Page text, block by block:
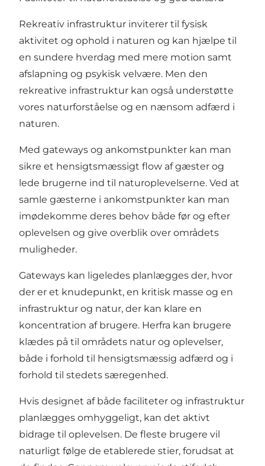
Rekreativ infrastruktur inviterer til fysisk
aktivitet og ophold i naturen og kan hjælpe til
en sundere hverdag med mere motion samt
afslapning og psykisk velvære. Men den
rekreative infrastruktur kan også understøtte
vores naturforståelse og en nænsom adfærd i
naturen.
Med gateways og ankomstpunkter kan man
sikre et hensigtsmæssigt flow af gæster og
lede brugerne ind til naturoplevelserne. Ved at
samle gæsterne i ankomstpunkter kan man
imødekomme deres behov både før og efter
oplevelsen og give overblik over områdets
muligheder.
Gateways kan ligeledes planlægges der, hvor
der er et knudepunkt, en kritisk masse og en
infrastruktur og natur, der kan klare en
koncentration af brugere. Herfra kan brugere
klædes på til områdets natur og oplevelser,
både i forhold til hensigtsmæssig adfærd og i
forhold til stedets særegenhed.
Hvis designet af både faciliteter og infrastruktur
planlægges omhyggeligt, kan det aktivt
bidrage til oplevelsen. De fleste brugere vil
naturligt følge de etablerede stier, forudsat at